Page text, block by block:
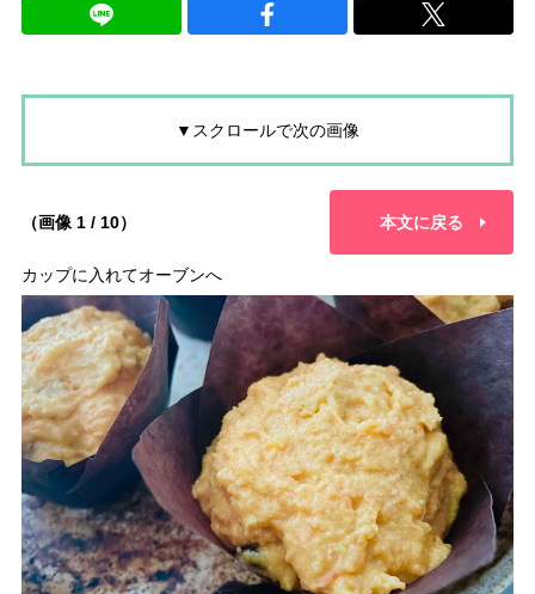
▼スクロールで次の画像
（画像 1 / 10） 本文に戻る
カップに入れてオーブンへ